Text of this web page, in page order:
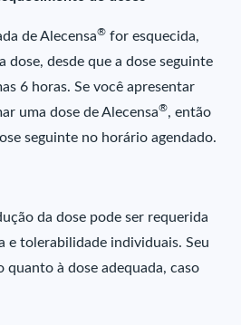
de Alecensa® for esquecida,
dose, desde que a dose seguinte
6 horas. Se você apresentar
uma dose de Alecensa®, então
seguinte no horário agendado.
da dose pode ser requerida
e tolerabilidade individuais. Seu
quanto à dose adequada, caso